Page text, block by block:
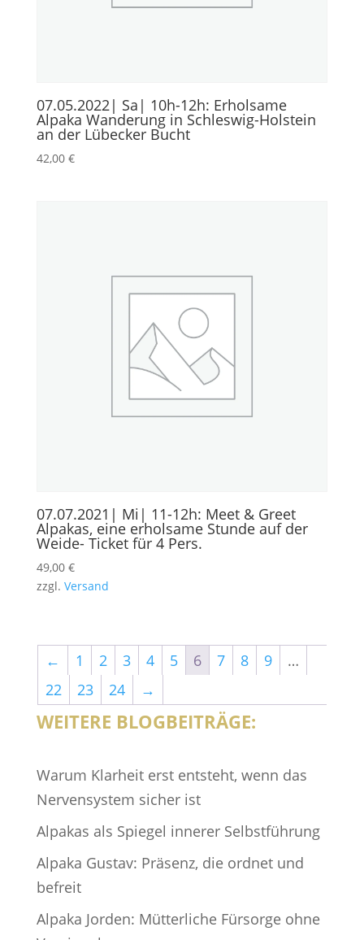
07.05.2022| Sa| 10h-12h: Erholsame
Alpaka Wanderung in Schleswig-Holstein
an der Lübecker Bucht
42,00 €
07.07.2021| Mi| 11-12h: Meet & Greet
Alpakas, eine erholsame Stunde auf der
Weide- Ticket für 4 Pers.
49,00 €
zzgl. Versand
← 1 2 3 4 5 6 7 8 9
…
22
23 24 →
WEITERE BLOGBEITRÄGE:
Warum Klarheit erst entsteht, wenn das
Nervensystem sicher ist
Alpakas als Spiegel innerer Selbstführung
Alpaka Gustav: Präsenz, die ordnet und
befreit
Alpaka Jorden: Mütterliche Fürsorge ohne